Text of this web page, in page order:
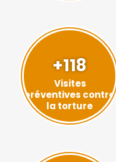
+118
Visites
préventives contre
la torture